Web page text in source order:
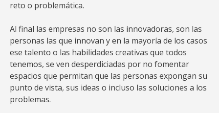
reto o problemática.
Al final las empresas no son las innovadoras, son las
personas las que innovan y en la mayoría de los casos
ese talento o las habilidades creativas que todos
tenemos, se ven desperdiciadas por no fomentar
espacios que permitan que las personas expongan su
punto de vista, sus ideas o incluso las soluciones a los
problemas.